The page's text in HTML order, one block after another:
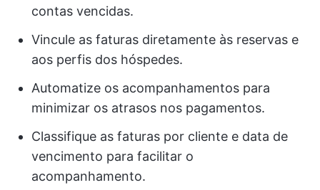
contas vencidas.
Vincule as faturas diretamente às reservas e
aos perfis dos hóspedes.
Automatize os acompanhamentos para
minimizar os atrasos nos pagamentos.
Classifique as faturas por cliente e data de
vencimento para facilitar o
acompanhamento.